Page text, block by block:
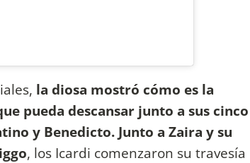
la diosa mostró cómo es la
pueda descansar junto a sus cinco
y Benedicto. Junto a Zaira y su
, los Icardi comenzaron su travesía